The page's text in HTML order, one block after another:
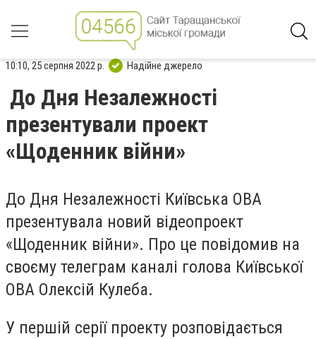
10:10, 25 серпня 2022 р. Надійне джерело
До Дня Незалежності
презентували проект
«Щоденник війни»
До Дня Незалежності Київська ОВА
презентувала новий відеопроект
«Щоденник війни». Про це повідомив на
своєму телеграм каналі голова Київської
ОВА Олексій Кулеба.
У першій серії проекту розповідається